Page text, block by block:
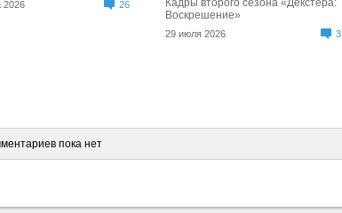
2026 26
Кадры второго сезона «Декстера:
Воскрешение»
29 июля 2026 3
пока нет